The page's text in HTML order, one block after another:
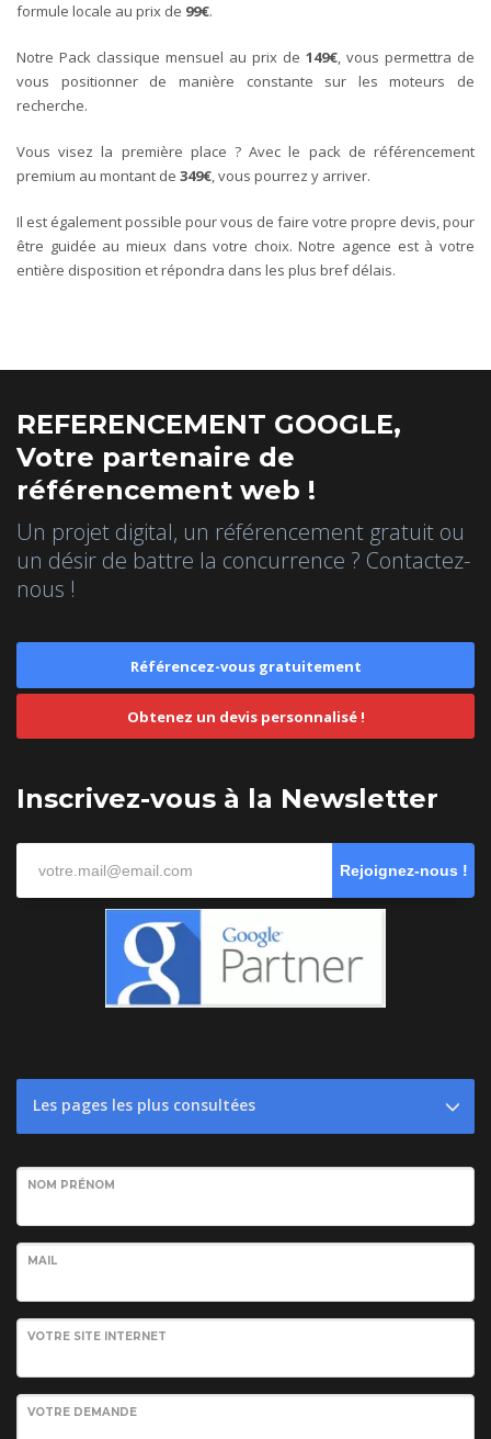
formule locale au prix de 99€.
Notre Pack classique mensuel au prix de 149€, vous permettra de
vous positionner de manière constante sur les moteurs de
recherche.
Vous visez la première place ? Avec le pack de référencement
premium au montant de 349€, vous pourrez y arriver.
Il est également possible pour vous de faire votre propre devis, pour
être guidée au mieux dans votre choix. Notre agence est à votre
entière disposition et répondra dans les plus bref délais.
REFERENCEMENT GOOGLE,
Votre partenaire de
référencement web !
Un projet digital, un référencement gratuit ou
un désir de battre la concurrence ? Contactez-
nous !
Référencez-vous gratuitement
Obtenez un devis personnalisé !
Inscrivez-vous à la Newsletter
Rejoignez-nous !
Les pages les plus consultées
NOM PRÉNOM
MAIL
VOTRE SITE INTERNET
VOTRE DEMANDE